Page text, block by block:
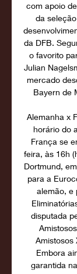
com apoio
da
da DFB.
o favorito
Julian
mercado
Bayern de
Alemanha x
horário do
França se
feira, às 16h
Dortmund,
para a
alemão, e
disputada
Amistosos
Embora
garantida